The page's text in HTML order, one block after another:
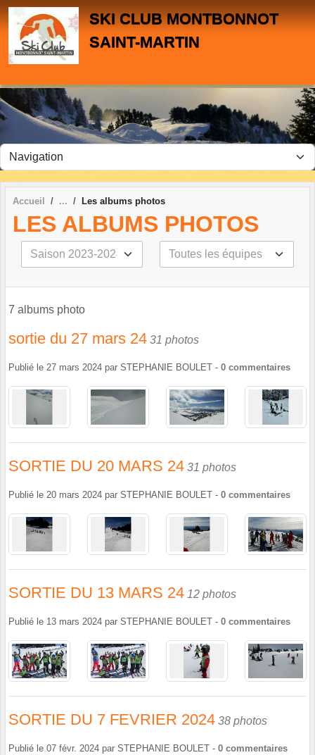
SKI CLUB MONTBONNOT
SAINT-MARTIN
Accueil Les albums photos
LES ALBUMS PHOTOS
7 albums photo
sortie du 27 mars 24 31 photos
Publié le 27 mars 2024 par STEPHANIE BOULET - 0 commentaires
SORTIE DU 20 MARS 24 31 photos
Publié le 20 mars 2024 par STEPHANIE BOULET - 0 commentaires
SORTIE DU 13 MARS 24 12 photos
Publié le 13 mars 2024 par STEPHANIE BOULET - 0 commentaires
SORTIE DU 7 FEVRIER 2024 38 photos
Publié le 07 févr. 2024 par STEPHANIE BOULET - 0 commentaires
Panneau de gestion des cookies